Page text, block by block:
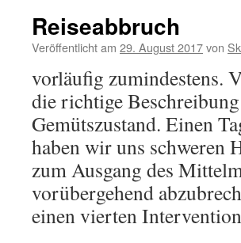
Reiseabbruch
Veröffentlicht am 29. August 2017von
vorläufig zumindestens.
die richtige
Gemütszustand. Einen
haben wir uns schweren
zum Ausgang des
vorübergehend
einen vierten